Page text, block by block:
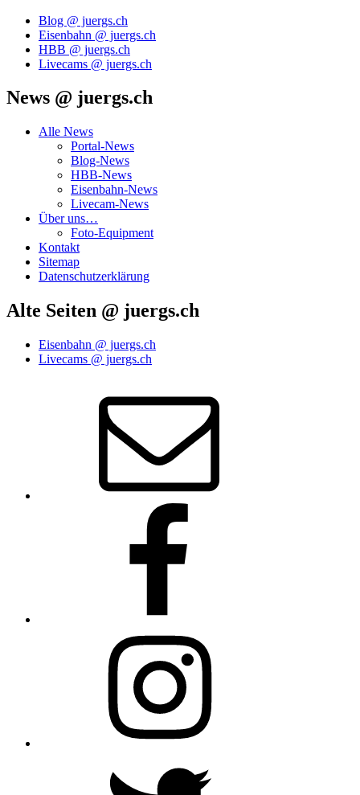
Blog @ juergs.ch
Eisenbahn @ juergs.ch
HBB @ juergs.ch
Livecams @ juergs.ch
News @ juergs.ch
Alle News
Portal-News
Blog-News
HBB-News
Eisenbahn-News
Livecam-News
Über uns…
Foto-Equipment
Kontakt
Sitemap
Datenschutzerklärung
Alte Seiten @ juergs.ch
Eisenbahn @ juergs.ch
Livecams @ juergs.ch